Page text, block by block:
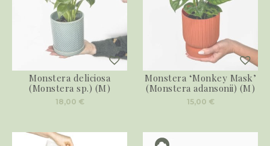
Monstera deliciosa
(Monstera sp.) (M)
18,00 €
Monstera ‘Monkey Mask’
(Monstera adansonii) (M)
15,00 €